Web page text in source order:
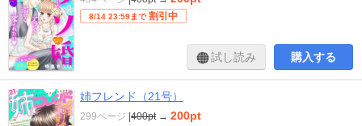
8/14 23:59まで 割引中
試し読み 購入する
姉フレンド（21号）
299ページ |400pt → 200pt